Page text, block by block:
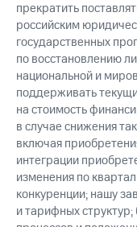
прекратить
российским
государственных
по восстановлению
национальной и
поддерживать
на стоимость
в случае снижения
включая
интеграции
изменения по
конкуренции; нашу
и тарифных